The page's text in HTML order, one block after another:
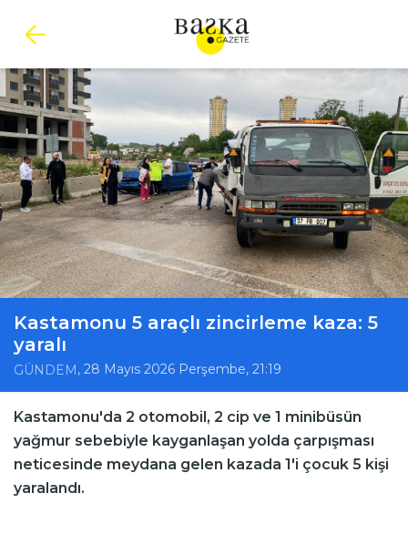
Kastamonu 5 araçlı zincirleme kaza: 5
yaralı
GÜNDEM , 28 Mayıs 2026 Perşembe, 21:19
Kastamonu'da 2 otomobil, 2 cip ve 1 minibüsün
yağmur sebebiyle kayganlaşan yolda çarpışması
neticesinde meydana gelen kazada 1'i çocuk 5 kişi
yaralandı.